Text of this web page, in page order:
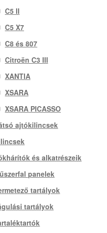
C5 II
C5 X7
C8 és 807
Citroën C3 III
XANTIA
XSARA
XSARA PICASSO
ajtókilincsek
és alkatrészeik
panelek
tartályok
tartályok